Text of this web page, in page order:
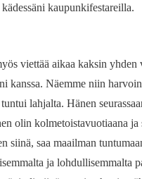
kaupunkifestareilla.
viettää aikaa kaksin yhden
kanssa. Näemme niin
tuntui lahjalta. Hänen
olin kolmetoistavuotiaana ja
siinä, saa maailman
ja lohdullisemmalta